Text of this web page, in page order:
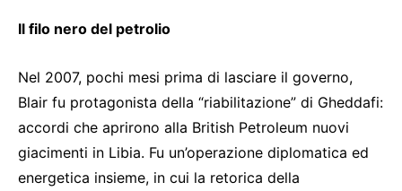
Il filo nero del petrolio
Nel 2007, pochi mesi prima di lasciare il governo,
Blair fu protagonista della “riabilitazione” di Gheddafi:
accordi che aprirono alla British Petroleum nuovi
giacimenti in Libia. Fu un’operazione diplomatica ed
energetica insieme, in cui la retorica della